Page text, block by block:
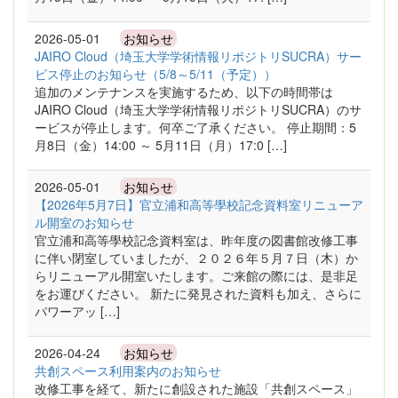
2026-05-01 お知らせ
JAIRO Cloud（埼玉大学学術情報リポジトリSUCRA）サー
ビス停止のお知らせ（5/8～5/11（予定））
追加のメンテナンスを実施するため、以下の時間帯は
JAIRO Cloud（埼玉大学学術情報リポジトリSUCRA）のサ
ービスが停止します。何卒ご了承ください。 停止期間：5
月8日（金）14:00 ～ 5月11日（月）17:0 […]
2026-05-01 お知らせ
【2026年5月7日】官立浦和高等學校記念資料室リニューア
ル開室のお知らせ
官立浦和高等學校記念資料室は、昨年度の図書館改修工事
に伴い閉室していましたが、２０２６年５月７日（木）か
らリニューアル開室いたします。ご来館の際には、是非足
をお運びください。 新たに発見された資料も加え、さらに
パワーアッ […]
2026-04-24 お知らせ
共創スペース利用案内のお知らせ
改修工事を経て、新たに創設された施設「共創スペース」